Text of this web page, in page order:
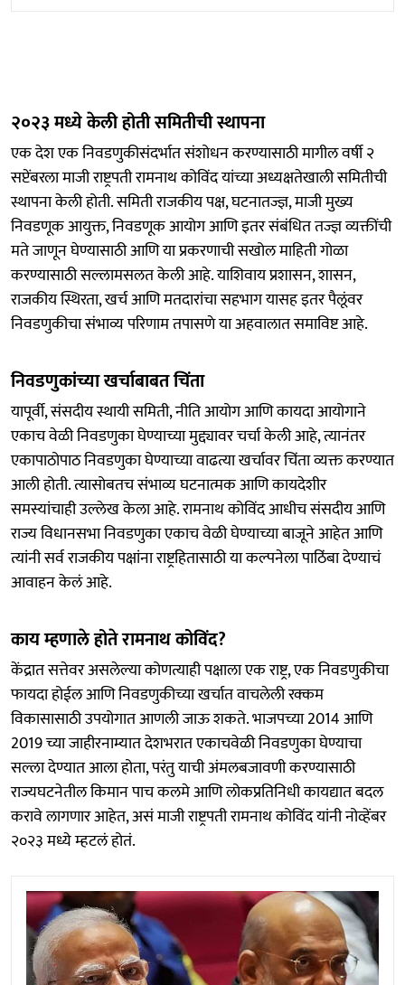
२०२३ मध्ये केली होती समितीची स्थापना
एक देश एक निवडणुकीसंदर्भात संशोधन करण्यासाठी मागील वर्षी २
सप्टेंबरला माजी राष्ट्रपती रामनाथ कोविंद यांच्या अध्यक्षतेखाली समितीची
स्थापना केली होती. समिती राजकीय पक्ष, घटनातज्ज्ञ, माजी मुख्य
निवडणूक आयुक्त, निवडणूक आयोग आणि इतर संबंधित तज्ज्ञ व्यक्तींची
मते जाणून घेण्यासाठी आणि या प्रकरणाची सखोल माहिती गोळा
करण्यासाठी सल्लामसलत केली आहे. याशिवाय प्रशासन, शासन,
राजकीय स्थिरता, खर्च आणि मतदारांचा सहभाग यासह इतर पैलूंवर
निवडणुकीचा संभाव्य परिणाम तपासणे या अहवालात समाविष्ट आहे.
निवडणुकांच्या खर्चाबाबत चिंता
यापूर्वी, संसदीय स्थायी समिती, नीति आयोग आणि कायदा आयोगाने
एकाच वेळी निवडणुका घेण्याच्या मुद्द्यावर चर्चा केली आहे, त्यानंतर
एकापाठोपाठ निवडणुका घेण्याच्या वाढत्या खर्चावर चिंता व्यक्त करण्यात
आली होती. त्यासोबतच संभाव्य घटनात्मक आणि कायदेशीर
समस्यांचाही उल्लेख केला आहे. रामनाथ कोविंद आधीच संसदीय आणि
राज्य विधानसभा निवडणुका एकाच वेळी घेण्याच्या बाजूने आहेत आणि
त्यांनी सर्व राजकीय पक्षांना राष्ट्रहितासाठी या कल्पनेला पाठिंबा देण्याचं
आवाहन केलं आहे.
काय म्हणाले होते रामनाथ कोविंद?
केंद्रात सत्तेवर असलेल्या कोणत्याही पक्षाला एक राष्ट्र, एक निवडणुकीचा
फायदा होईल आणि निवडणुकीच्या खर्चात वाचलेली रक्कम
विकासासाठी उपयोगात आणली जाऊ शकते. भाजपच्या 2014 आणि
2019 च्या जाहीरनाम्यात देशभरात एकाचवेळी निवडणुका घेण्याचा
सल्ला देण्यात आला होता, परंतु याची अंमलबजावणी करण्यासाठी
राज्यघटनेतील किमान पाच कलमे आणि लोकप्रतिनिधी कायद्यात बदल
करावे लागणार आहेत, असं माजी राष्ट्रपती रामनाथ कोविंद यांनी नोव्हेंबर
२०२३ मध्ये म्हटलं होतं.